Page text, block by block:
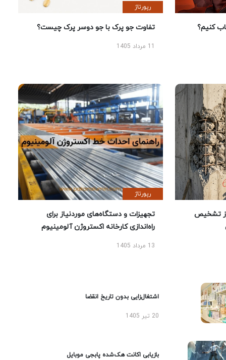
کنیم؟
رپورتاژ
تفاوت جو پرک با جو دوسر پرک چیست؟
تشخیص
رپورتاژ
تجهیزات و دستگاه‌های موردنیاز برای
راه‌اندازی کارخانه اکستروژن آلومینیوم
13 مرداد 1405
اشتغال‌زایی بدون تاریخ انقضا
20 تیر 1405
بازیابی اکانت هک‌شده پابجی موبایل